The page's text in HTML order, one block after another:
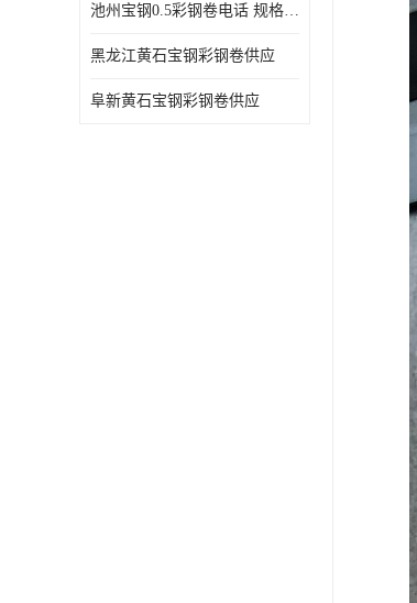
池州宝钢0.5彩钢卷电话 规格多样
黑龙江黄石宝钢彩钢卷供应
阜新黄石宝钢彩钢卷供应